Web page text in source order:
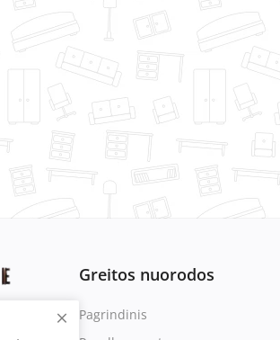
Greitos nuorodos
Pagrindinis